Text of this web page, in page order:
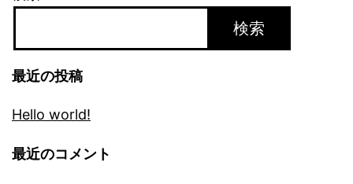
検索
最近の投稿
Hello world!
最近のコメント